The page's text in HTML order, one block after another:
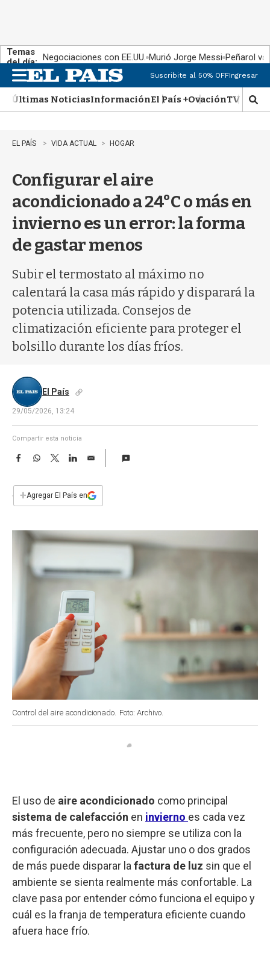
Temas
del día: Negociaciones con EE.UU. Murió Jorge Messi Peñarol
n
u
Suscribite al 50% OFFIngresar
Últimas NoticiasInformaciónEl País +OvaciónTV Show
M
o
EL PAÍS VIDA ACTUAL HOGAR
Configurar el aire
acondicionado a 24°C o más en
invierno es un error: la forma
de gastar menos
Subir el termostato al máximo no
calentará la casa más rápido y disparará la
potencia utilizada. Consejos de
climatización eficiente para proteger el
bolsillo durante los días fríos.
El País
29/05/2026, 13:24
Compartir esta noticia
F
e
b
W
s
p
T
w
t
L
n
E
i
l
+Agregar El País en
Control del aire acondicionado. Foto: Archivo.
El uso de aire acondicionado como principal
sistema de calefacción en invierno es cada vez
más frecuente, pero no siempre se utiliza con la
configuración adecuada. Ajustar uno o dos grados
de más puede disparar la factura de luz sin que el
ambiente se sienta realmente más confortable. La
clave pasa por entender cómo funciona el equipo y
cuál es la franja de temperatura eficiente cuando
afuera hace frío.